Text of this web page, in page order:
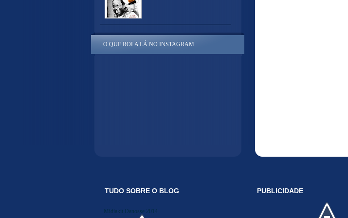
O QUE ROLA LÁ NO INSTAGRAM
TUDO SOBRE O BLOG
Midiakit Danosse 2014
PUBLICIDADE